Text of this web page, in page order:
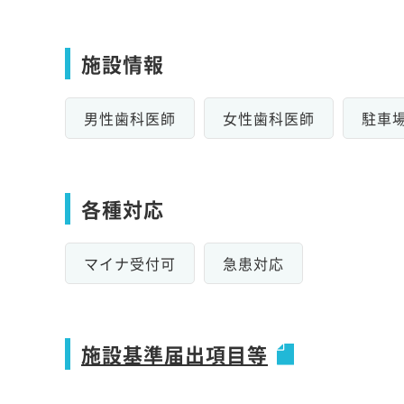
施設情報
男性歯科医師 女性歯科医師 駐車
各種対応
マイナ受付可 急患対応
施設基準届出項目等